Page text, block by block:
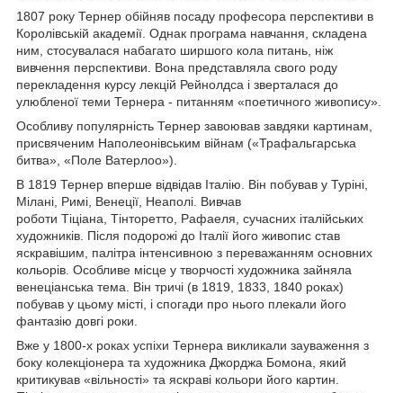
1807 року Тернер обійняв посаду професора перспективи в
Королівській академії. Однак програма навчання, складена
ним, стосувалася набагато ширшого кола питань, ніж
вивчення перспективи. Вона представляла свого роду
перекладення курсу лекцій Рейнолдса і зверталася до
улюбленої теми Тернера - питанням «поетичного живопису».
Особливу популярність Тернер завоював завдяки картинам,
присвяченим Наполеонівським війнам («Трафальгарська
битва», «Поле Ватерлоо»).
В 1819 Тернер вперше відвідав Італію. Він побував у Туріні,
Мілані, Римі, Венеції, Неаполі. Вивчав
роботи Тіціана, Тінторетто, Рафаеля, сучасних італійських
художників. Після подорожі до Італії його живопис став
яскравішим, палітра інтенсивною з переважанням основних
кольорів. Особливе місце у творчості художника зайняла
венеціанська тема. Він тричі (в 1819, 1833, 1840 роках)
побував у цьому місті, і спогади про нього плекали його
фантазію довгі роки.
Вже у 1800-х роках успіхи Тернера викликали зауваження з
боку колекціонера та художника Джорджа Бомона, який
критикував «вільності» та яскраві кольори його картин.